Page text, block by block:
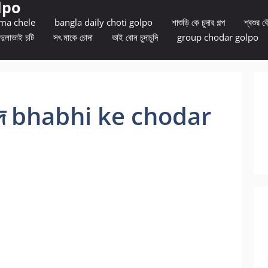
chele bangla daily choti golpo শাশুড়ি কে চুদার গল্প
শ্বশুর
চটি
সৎ মাকে চোদা ভাই বোন চুদাচুদি group chodar golpo
bhabhi ke chodar